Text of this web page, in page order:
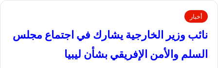
أخبار
نائب وزير الخارجية يشارك في اجتماع مجلس
السلم والأمن الإفريقي بشأن ليبيا